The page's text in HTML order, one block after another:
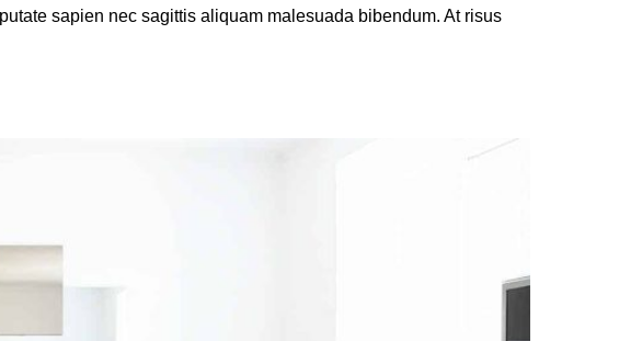
sapien nec sagittis aliquam malesuada bibendum. At risus